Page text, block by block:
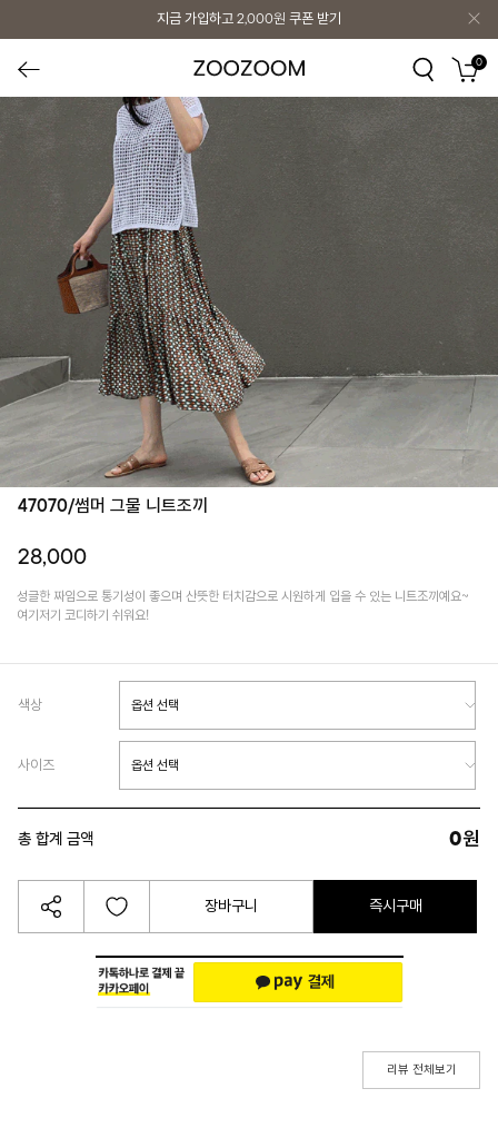
지금 가입하고 2,000원 쿠폰 받기
0
47070/썸머 그물 니트조끼
28,000
성글한 짜임으로 통기성이 좋으며 산뜻한 터치감으로 시원하게 입을 수 있는 니트조끼예요~
여기저기 코디하기 쉬워요!
색상
사이즈
총 합계 금액 0원
장바구니 즉시구매
리뷰 전체보기